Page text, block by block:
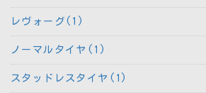
レヴォーグ(1)
ノーマルタイヤ(1)
スタッドレスタイヤ(1)